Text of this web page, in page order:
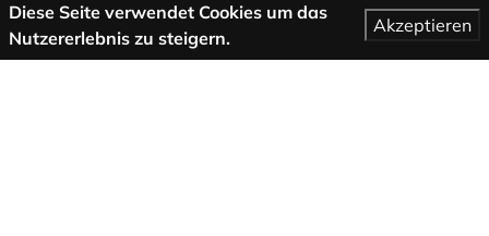
Diese Seite verwendet Cookies um das
Nutzererlebnis zu steigern.
Akzeptieren